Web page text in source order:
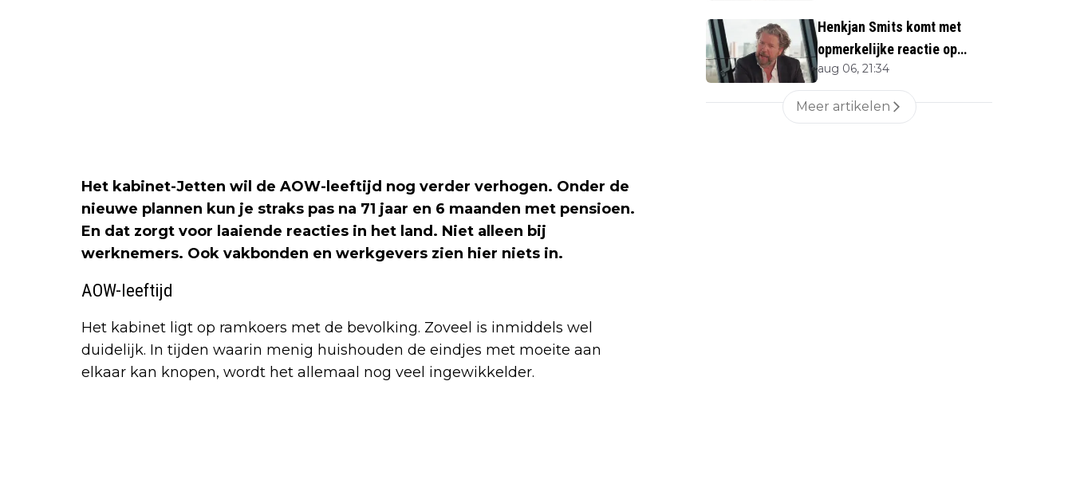
Het kabinet-Jetten wil de AOW-leeftijd nog verder verhogen. Onder de
nieuwe plannen kun je straks pas na 71 jaar en 6 maanden met pensioen.
En dat zorgt voor laaiende reacties in het land. Niet alleen bij
werknemers. Ook vakbonden en werkgevers zien hier niets in.
AOW-leeftijd
Het kabinet ligt op ramkoers met de bevolking. Zoveel is inmiddels wel
duidelijk. In tijden waarin menig huishouden de eindjes met moeite aan
elkaar kan knopen, wordt het allemaal nog veel ingewikkelder.
Henkjan Smits komt met
opmerkelijke reactie op
overlijden Jerney Kaagman
aug 06, 21:34
Meer artikelen